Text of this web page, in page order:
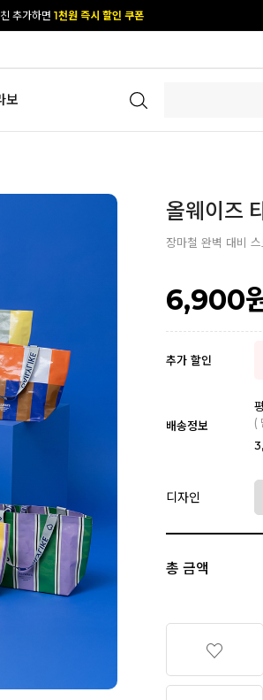
] 앱 다운받고2% 결제 할인 받기
보
올웨이즈
장마철 완벽 대비
6,900
추가 할인
배송정보
(
디자인
총 금액